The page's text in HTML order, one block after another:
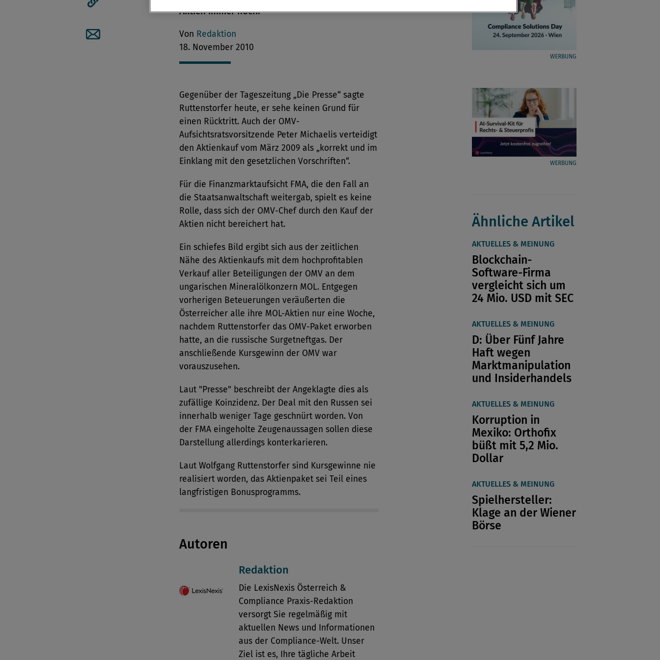
Artikellink kopieren
Artikel per Mail teilen
Aktien immer noch.
Von Redaktion
18. November 2010
Gegenüber der Tageszeitung „Die Presse“ sagte
Ruttenstorfer heute, er sehe keinen Grund für
einen Rücktritt. Auch der OMV-
Aufsichtsratsvorsitzende Peter Michaelis verteidigt
den Aktienkauf vom März 2009 als „korrekt und im
Einklang mit den gesetzlichen Vorschriften“.
Für die Finanzmarktaufsicht FMA, die den Fall an
die Staatsanwaltschaft weitergab, spielt es keine
Rolle, dass sich der OMV-Chef durch den Kauf der
Aktien nicht bereichert hat.
Ein schiefes Bild ergibt sich aus der zeitlichen
Nähe des Aktienkaufs mit dem hochprofitablen
Verkauf aller Beteiligungen der OMV an dem
ungarischen Mineralölkonzern MOL. Entgegen
vorherigen Beteuerungen veräußerten die
Österreicher alle ihre MOL-Aktien nur eine Woche,
nachdem Ruttenstorfer das OMV-Paket erworben
hatte, an die russische Surgetneftgas. Der
anschließende Kursgewinn der OMV war
vorauszusehen.
Laut "Presse" beschreibt der Angeklagte dies als
zufällige Koinzidenz. Der Deal mit den Russen sei
innerhalb weniger Tage geschnürt worden. Von
der FMA eingeholte Zeugenaussagen sollen diese
Darstellung allerdings konterkarieren.
Laut Wolfgang Ruttenstorfer sind Kursgewinne nie
realisiert worden, das Aktienpaket sei Teil eines
langfristigen Bonusprogramms.
Autoren
Redaktion
Die LexisNexis Österreich &
Compliance Praxis-Redaktion
versorgt Sie regelmäßig mit
aktuellen News und Informationen
aus der Compliance-Welt. Unser
Ziel ist es, Ihre tägliche Arbeit
WERBUNG
WERBUNG
Ähnliche Artikel
AKTUELLES & MEINUNG
Blockchain-
Software-Firma
vergleicht sich um
24 Mio. USD mit SEC
AKTUELLES & MEINUNG
D: Über Fünf Jahre
Haft wegen
Marktmanipulation
und Insiderhandels
AKTUELLES & MEINUNG
Korruption in
Mexiko: Orthofix
büßt mit 5,2 Mio.
Dollar
AKTUELLES & MEINUNG
Spielhersteller:
Klage an der Wiener
Börse